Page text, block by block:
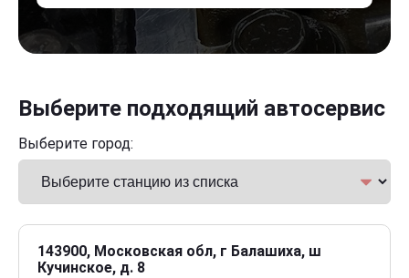
Выберите подходящий автосервис
Выберите город:
143900, Московская обл, г Балашиха, ш
Кучинское, д. 8